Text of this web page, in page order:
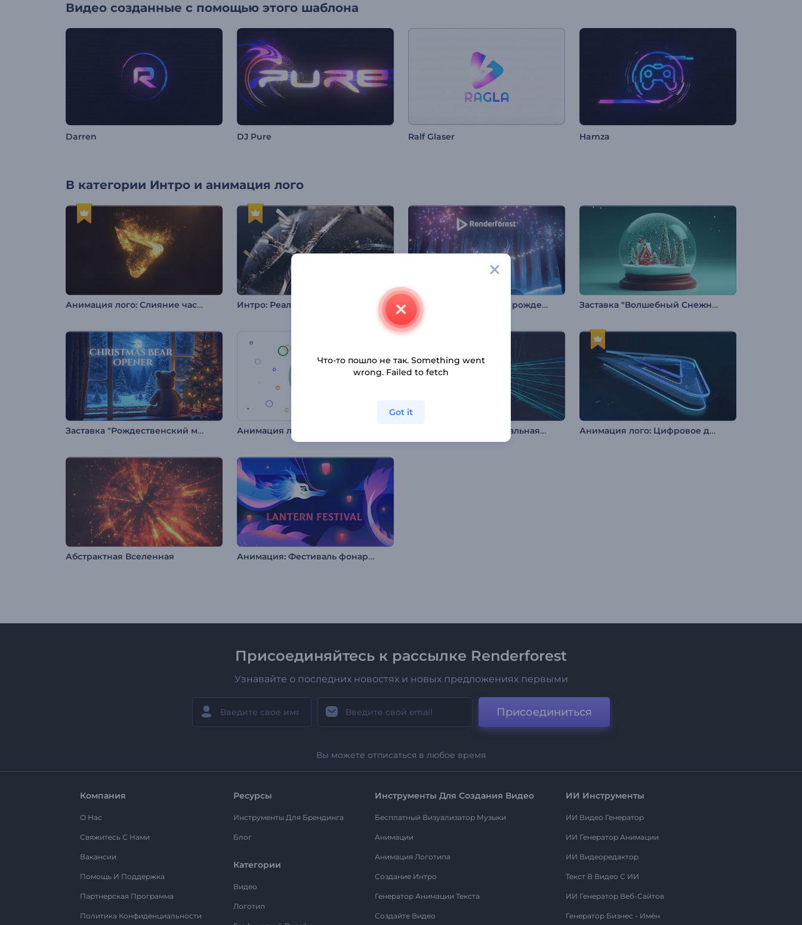
Видео созданные с помощью этого шаблона
Darren DJ Pure Ralf Glaser Hamza
В категории Интро и анимация лого
Анимация лого: Слияние частиц Появление логотипа с рождественским оленем Заставка "Волшебный Снежный Шар"
Заставка "Рождественский медведь" Анимация лого: Виртуальная реальность Анимация лого: Цифровое движение
Абстрактная Вселенная Анимация: Фестиваль фонарей
Присоединяйтесь к рассылке Renderforest
Узнавайте о последних новостях и новых предложениях первыми
Присоединиться
Вы можете отписаться в любое время
Компания
О Нас
Свяжитесь С Нами
Вакансии
Помощь И Поддержка
Партнерская Программа
Политика Конфиденциальности
Ресурсы
Инструменты Для Брендинга
Блог
Категории
Видео
Логотип
Инструменты Для Создания Видео
Бесплатный Визуализатор Музыки
Анимации
Анимация Логотипа
Создание Интро
Генератор Анимации Текста
Создайте Видео
ИИ Инструменты
ИИ Видео Генератор
ИИ Генератор Анимации
ИИ Видеоредактор
Текст В Видео С ИИ
ИИ Генератор Веб-Сайтов
Генератор Бизнес - Имён
Что-то пошло не так. Something went
wrong. Failed to fetch
Got it